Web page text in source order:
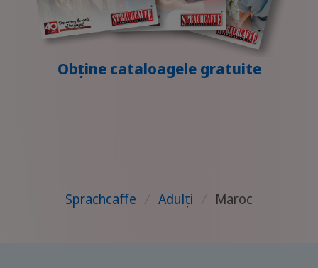
Obține cataloagele gratuite
Sprachcaffe / Adulți / Maroc